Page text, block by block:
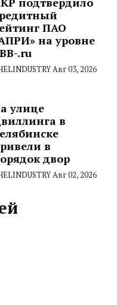
ПАО
на уровне
.ru
Авг 03, 2026
улице
в
в
двор
Авг 02, 2026